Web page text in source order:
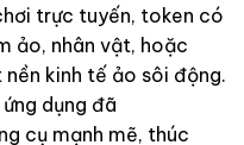
trực tuyến, token có
ảo, nhân vật, hoặc
kinh tế ảo sôi động.
dụng đã
cụ mạnh mẽ, thúc